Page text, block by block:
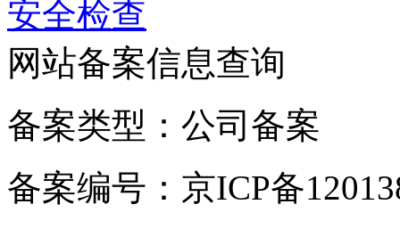
安全检查
网站备案信息查询
备案类型：公司备案
备案编号：京ICP备